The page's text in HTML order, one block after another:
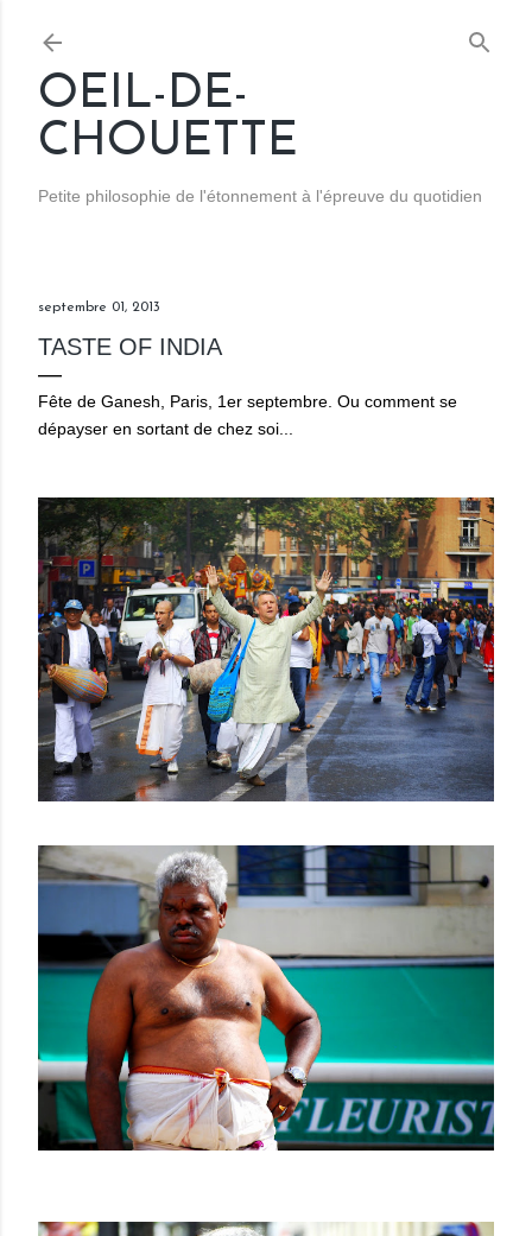
OEIL-DE-
CHOUETTE
Petite philosophie de l'étonnement à l'épreuve du quotidien
septembre 01, 2013
TASTE OF INDIA
Fête de Ganesh, Paris, 1er septembre. Ou comment se
dépayser en sortant de chez soi...